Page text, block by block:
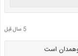
5 سال قبل
است